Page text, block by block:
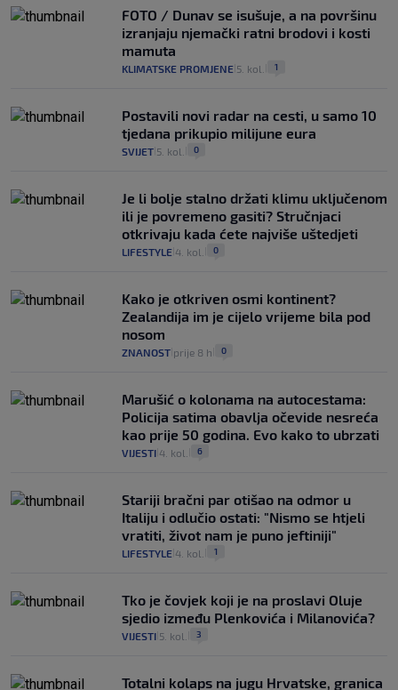
FOTO / Dunav se isušuje, a na površinu
izranjaju njemački ratni brodovi i kosti
mamuta
KLIMATSKE PROMJENE 5. kol. 1
Postavili novi radar na cesti, u samo 10
tjedana prikupio milijune eura
SVIJET 5. kol. 0
Je li bolje stalno držati klimu uključenom
ili je povremeno gasiti? Stručnjaci
otkrivaju kada ćete najviše uštedjeti
LIFESTYLE 4. kol. 0
Kako je otkriven osmi kontinent?
Zealandija im je cijelo vrijeme bila pod
nosom
ZNANOST prije 8 h 0
Marušić o kolonama na autocestama:
Policija satima obavlja očevide nesreća
kao prije 50 godina. Evo kako to ubrzati
VIJESTI 4. kol. 6
Stariji bračni par otišao na odmor u
Italiju i odlučio ostati: "Nismo se htjeli
vratiti, život nam je puno jeftiniji"
LIFESTYLE 4. kol. 1
Tko je čovjek koji je na proslavi Oluje
sjedio između Plenkovića i Milanovića?
VIJESTI 5. kol. 3
Totalni kolaps na jugu Hrvatske, granica